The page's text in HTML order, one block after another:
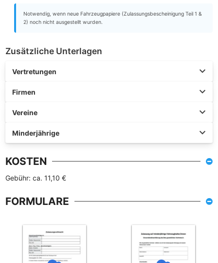
Notwendig, wenn neue Fahrzeugpapiere (Zulassungsbescheinigung Teil 1 &
2) noch nicht ausgestellt wurden.
Zusätzliche Unterlagen
Vertretungen
Firmen
Vereine
Minderjährige
KOSTEN
Gebühr: ca. 11,10 €
FORMULARE